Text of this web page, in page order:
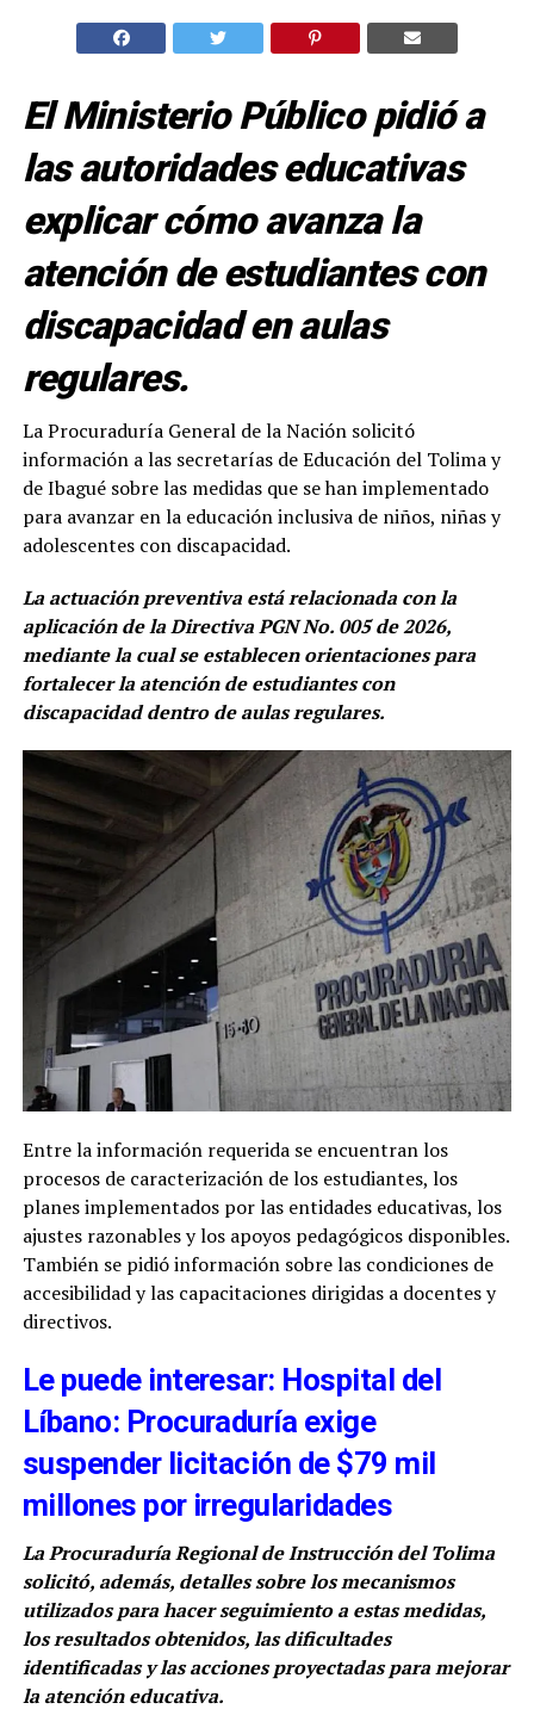
El Ministerio Público pidió a
las autoridades educativas
explicar cómo avanza la
atención de estudiantes con
discapacidad en aulas
regulares.
La Procuraduría General de la Nación solicitó
información a las secretarías de Educación del Tolima y
de Ibagué sobre las medidas que se han implementado
para avanzar en la educación inclusiva de niños, niñas y
adolescentes con discapacidad.
La actuación preventiva está relacionada con la
aplicación de la Directiva PGN No. 005 de 2026,
mediante la cual se establecen orientaciones para
fortalecer la atención de estudiantes con
discapacidad dentro de aulas regulares.
Entre la información requerida se encuentran los
procesos de caracterización de los estudiantes, los
planes implementados por las entidades educativas, los
ajustes razonables y los apoyos pedagógicos disponibles.
También se pidió información sobre las condiciones de
accesibilidad y las capacitaciones dirigidas a docentes y
directivos.
Le puede interesar: Hospital del
Líbano: Procuraduría exige
suspender licitación de $79 mil
millones por irregularidades
La Procuraduría Regional de Instrucción del Tolima
solicitó, además, detalles sobre los mecanismos
utilizados para hacer seguimiento a estas medidas,
los resultados obtenidos, las dificultades
identificadas y las acciones proyectadas para mejorar
la atención educativa.